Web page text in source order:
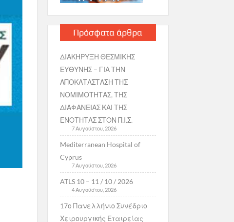
Πρόσφατα άρθρα
ΔΙΑΚΗΡΥΞΗ ΘΕΣΜΙΚΗΣ
ΕΥΘΥΝΗΣ – ΓΙΑ ΤΗΝ
ΑΠΟΚΑΤΑΣΤΑΣΗ ΤΗΣ
ΝΟΜΙΜΟΤΗΤΑΣ, ΤΗΣ
ΔΙΑΦΑΝΕΙΑΣ ΚΑΙ ΤΗΣ
ΕΝΟΤΗΤΑΣ ΣΤΟΝ Π.Ι.Σ.
7 Αυγούστου, 2026
Mediterranean Hospital of
Cyprus
7 Αυγούστου, 2026
ATLS 10 – 11 / 10 / 2026
4 Αυγούστου, 2026
17ο Πανελλήνιο Συνέδριο
Χειρουργικής Εταιρείας